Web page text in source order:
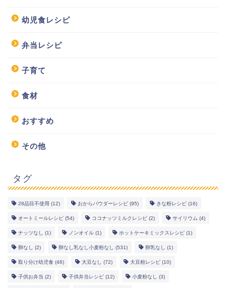
幼児食レシピ
弁当レシピ
子育て
食材
おすすめ
その他
タグ
28品目不使用 (12) おからパウダーレシピ (95) きな粉レシピ (16)
オートミールレシピ (54) ココナッツミルクレシピ (2) サイリウム (4)
ナッツなし (1) ノンオイル (1) ホットケーキミックスレシピ (1)
卵なし (2) 卵なし乳なし小麦粉なし (531) 卵乳なし (1)
取り分け幼児食 (46) 大豆なし (72) 大豆粉レシピ (10)
子供お弁当 (2) 子供弁当レシピ (12) 小麦粉なし (3)
幼児食レシピ
米粉レシピ
ヘルシーレシピ